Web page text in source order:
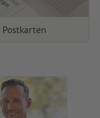
Postkarten